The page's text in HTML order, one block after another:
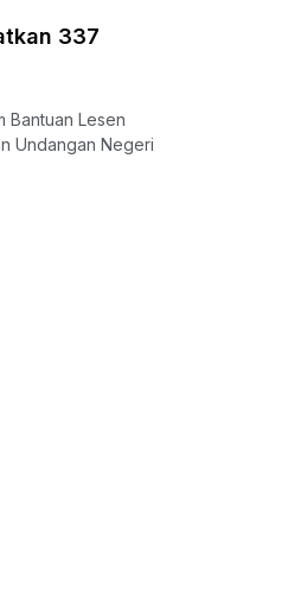
337
Bantuan Lesen
Undangan Negeri